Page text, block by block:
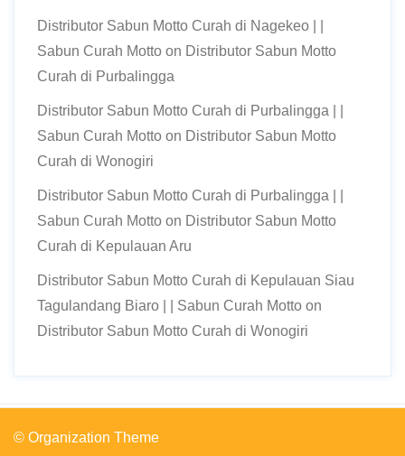
Distributor Sabun Motto Curah di Nagekeo | |
Sabun Curah Motto on Distributor Sabun Motto
Curah di Purbalingga
Distributor Sabun Motto Curah di Purbalingga | |
Sabun Curah Motto on Distributor Sabun Motto
Curah di Wonogiri
Distributor Sabun Motto Curah di Purbalingga | |
Sabun Curah Motto on Distributor Sabun Motto
Curah di Kepulauan Aru
Distributor Sabun Motto Curah di Kepulauan Siau
Tagulandang Biaro | | Sabun Curah Motto on
Distributor Sabun Motto Curah di Wonogiri
© Organization Theme